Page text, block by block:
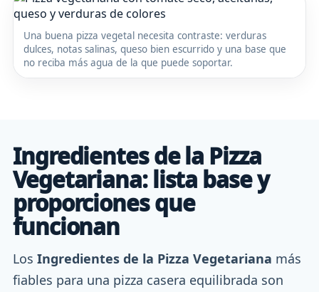
Una buena pizza vegetal necesita contraste: verduras
dulces, notas salinas, queso bien escurrido y una base que
no reciba más agua de la que puede soportar.
Ingredientes de la Pizza
Vegetariana: lista base y
proporciones que
funcionan
Los Ingredientes de la Pizza Vegetariana más
fiables para una pizza casera equilibrada son